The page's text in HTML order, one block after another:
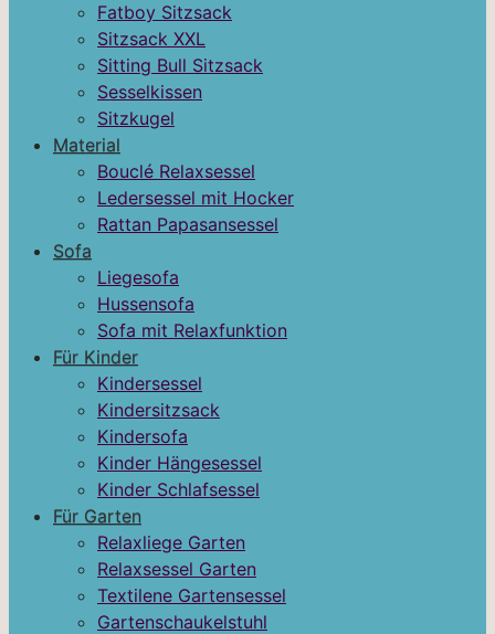
Fatboy Sitzsack
Sitzsack XXL
Sitting Bull Sitzsack
Sesselkissen
Sitzkugel
Material
Bouclé Relaxsessel
Ledersessel mit Hocker
Rattan Papasansessel
Sofa
Liegesofa
Hussensofa
Sofa mit Relaxfunktion
Für Kinder
Kindersessel
Kindersitzsack
Kindersofa
Kinder Hängesessel
Kinder Schlafsessel
Für Garten
Relaxliege Garten
Relaxsessel Garten
Textilene Gartensessel
Gartenschaukelstuhl